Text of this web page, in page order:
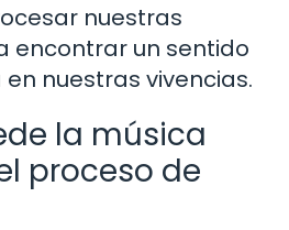
nuestras
encontrar un sentido
nuestras vivencias.
la música
proceso de